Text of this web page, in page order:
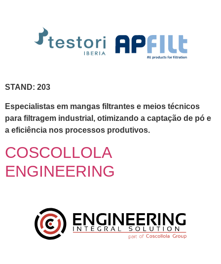
STAND: 203
Especialistas em mangas filtrantes e meios técnicos
para filtragem industrial, otimizando a captação de pó e
a eficiência nos processos produtivos.
COSCOLLOLA
ENGINEERING